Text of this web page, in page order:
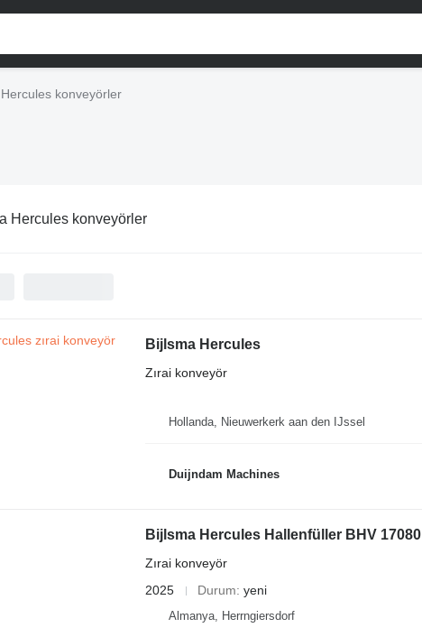
konveyörler
Hercules konveyörler
Bijlsma Hercules
Zırai konveyör
Hollanda, Nieuwerkerk aan den IJssel
Duijndam Machines
Bijlsma Hercules Hallenfüller BHV 17080
Zırai konveyör
2025
Durum yeni
Almanya, Herrngiersdorf